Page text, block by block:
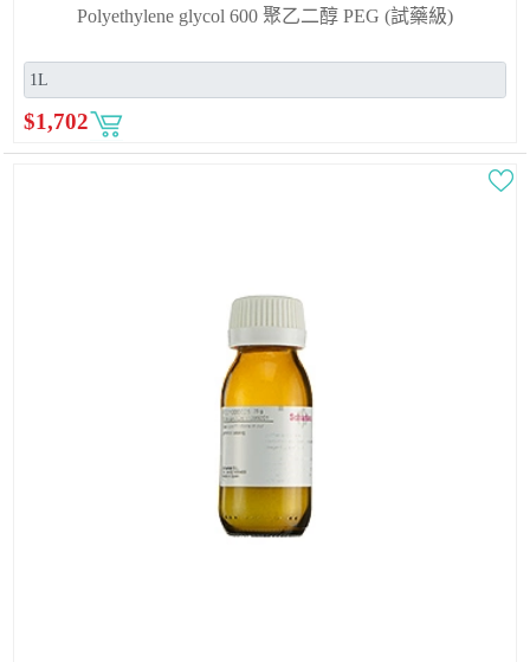
Polyethylene glycol 600 聚乙二醇 PEG (試藥級)
$1,702